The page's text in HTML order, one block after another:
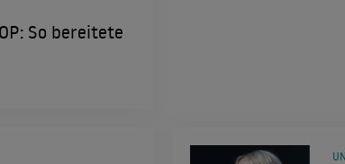
So bereitete